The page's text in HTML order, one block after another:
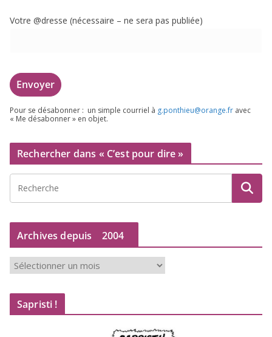
Votre @dresse (néces­saire – ne sera pas publiée)
Pour se désa­bon­ner : un simple cour­riel à g.​ponthieu@​orange.​fr avec
« Me désa­bon­ner » en objet.
Rechercher dans « C’est pour dire »
Archives depuis 2004
c
Sapristi !